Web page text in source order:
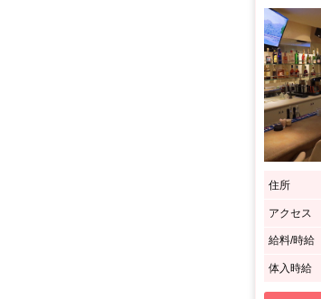
住所
アクセス
給料/時給
体入時給